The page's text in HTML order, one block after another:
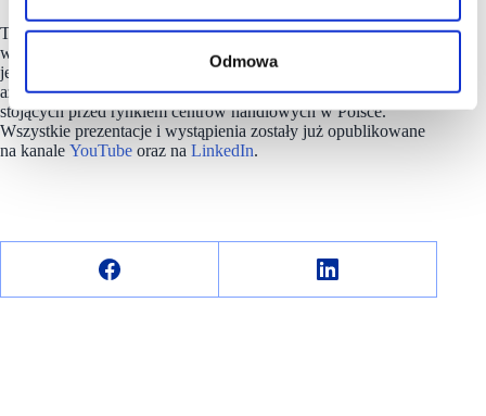
Odmowa
Targi#scf2025fallodbywały się w dniach 24-25 września
w Expo XXI w Warszawie Nieodłącznym ich elementem
jest część konferencyjna. W tym roku na scenie pojawiło się
aż 24 gości, którzy mówili o kluczowych wyzwaniach
stojących przed rynkiem centrów handlowych w Polsce.
Wszystkie prezentacje i wystąpienia zostały już opublikowane
na kanale YouTube oraz na LinkedIn.